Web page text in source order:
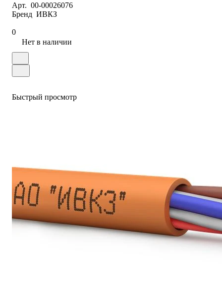
Арт. 00-00026076
Бренд ИВКЗ
0
Нет в наличии
Быстрый просмотр